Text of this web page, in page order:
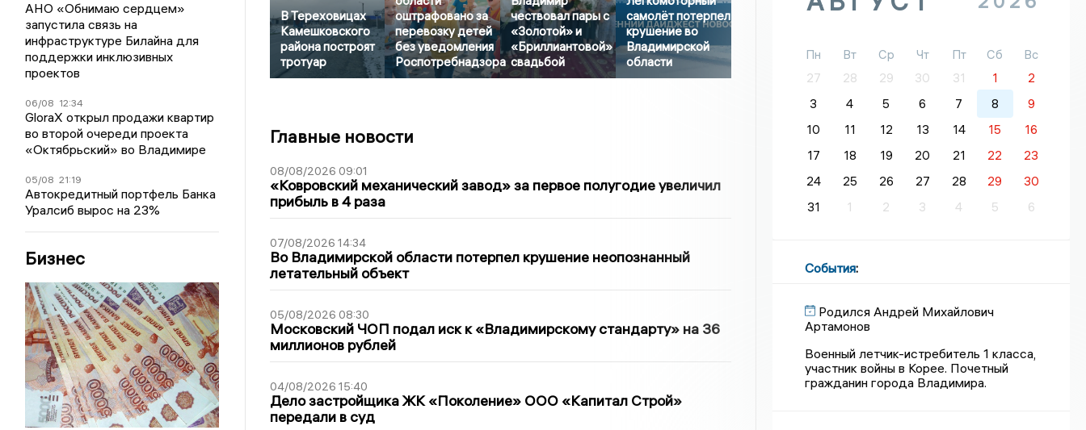
АНО «Обнимаю сердцем»
запустила связь на
инфраструктуре Билайна для
поддержки инклюзивных
проектов
06/08 12:34
GloraX открыл продажи квартир
во второй очереди проекта
«Октябрьский» во Владимире
05/08 21:19
Автокредитный портфель Банка
Уралсиб вырос на 23%
Бизнес
В Тереховицах
Камешковского
района построят
тротуар
оштрафовано за
перевозку детей
без уведомления
Роспотребнадзора
чествовал пары с
«Золотой» и
«Бриллиантовой»
свадьбой
самолёт потерпел
крушение во
Владимирской
области
Главные новости
08/08/2026 09:01
«Ковровский механический завод» за первое полугодие увеличил
прибыль в 4 раза
07/08/2026 14:34
Во Владимирской области потерпел крушение неопознанный
летательный объект
05/08/2026 08:30
Московский ЧОП подал иск к «Владимирскому стандарту» на 36
миллионов рублей
04/08/2026 15:40
Дело застройщика ЖК «Поколение» ООО «Капитал Строй»
передали в суд
Пн Вт Ср Чт Пт Сб
Вс
27
28 29 30 31 1
2
3
4 5 6 7 8
9
10
11 12 13 14 15
16
17
18 19 20 21 22
23
24
25 26 27 28 29
30
31
1 2 3 4 5 6
События:
Родился Андрей Михайлович
Артамонов
Военный летчик-истребитель 1 класса,
участник войны в Корее. Почетный
гражданин города Владимира.